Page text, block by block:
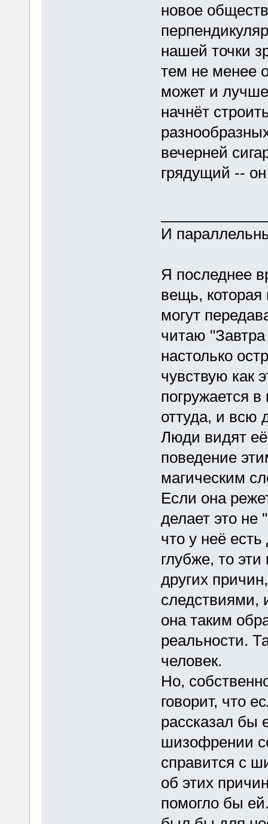
новое
нашей точки
тем не менее
может и
начнёт
вечерней
грядущий -- он
И
Я последнее
вещь,
могут
читаю
настолько
чувствую как
погружается
оттуда, и всю
Люди видят
поведение
магическим
Если она
делает это не
что у неё
глубже, то
других
следствиями,
она таким
реальности.
человек.
Но,
говорит, что
рассказал бы
шизофрении
справится с
об этих
помогло бы